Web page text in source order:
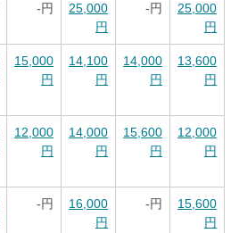
-円
25,000
円
-円
25,000
円
15,000
円
14,100
円
14,000
円
13,600
円
12,000
円
14,000
円
15,600
円
12,000
円
-円
16,000
円
-円
15,600
円